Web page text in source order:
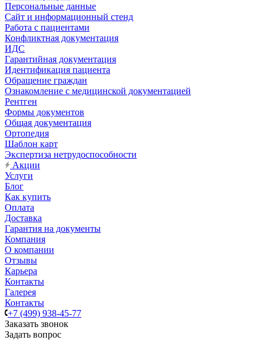
Персональные данные
Сайт и информационный стенд
Работа с пациентами
Конфликтная документация
ИДС
Гарантийная документация
Идентификация пациента
Обращение граждан
Ознакомление с медицинской документацией
Рентген
Формы документов
Общая документация
Ортопедия
Шаблон карт
Экспертиза нетрудоспособности
Акции
Услуги
Блог
Как купить
Оплата
Доставка
Гарантия на документы
Компания
О компании
Отзывы
Карьера
Контакты
Галерея
Контакты
+7 (499) 938-45-77
Заказать звонок
Задать вопрос